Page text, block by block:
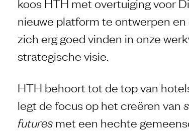
nieuwe platform te ontwerpen
zich erg goed vinden in onze
strategische visie.
HTH behoort tot de top van
legt de focus op het creëren van
futures met een hechte